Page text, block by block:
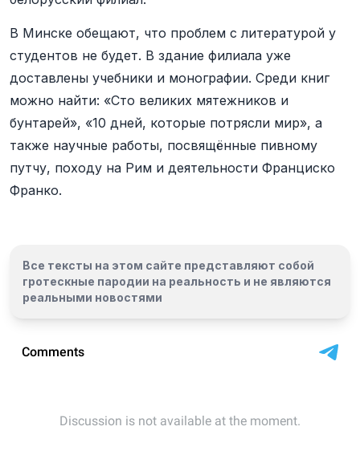
В Минске обещают, что проблем с литературой у
студентов не будет. В здание филиала уже
доставлены учебники и монографии. Среди книг
можно найти: «Сто великих мятежников и
бунтарей», «10 дней, которые потрясли мир», а
также научные работы, посвящённые пивному
путчу, походу на Рим и деятельности Франциско
Франко.
Все тексты на этом сайте представляют собой
гротескные пародии на реальность и не являются
реальными новостями